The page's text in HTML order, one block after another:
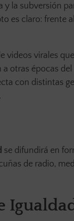
la subversión
es claro: frente
virales
otras épocas
con distintas
se difundirá en
de radio,